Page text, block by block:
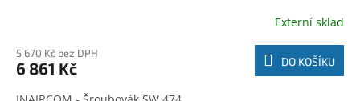
Externí sklad
5 670 Kč bez DPH
6 861 Kč DO KOŠÍKU